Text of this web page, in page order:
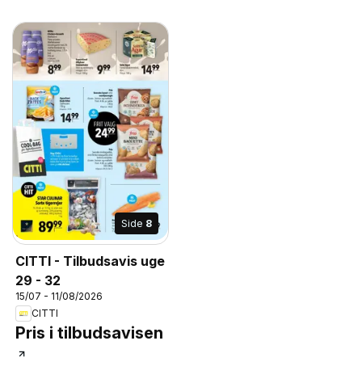
Side 8
CITTI - Tilbudsavis uge
29 - 32
15/07 - 11/08/2026
CITTI
Pris i tilbudsavisen